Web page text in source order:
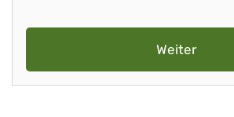
Weiter